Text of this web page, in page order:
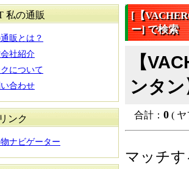
私の通販
販とは？
社紹介
クについて
合わせ
ンク
ナビゲーター
[【
ー] で検索
【
ンタ
合計： 0 ( ヤ
マッチす